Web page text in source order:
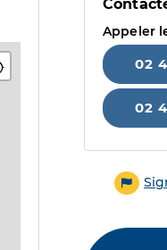
Appeler
02
02